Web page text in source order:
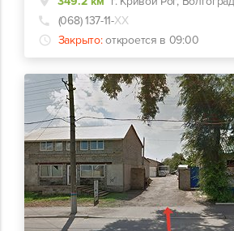
(068) 137-11-ХХ
Закрыто: откроется в 09:00